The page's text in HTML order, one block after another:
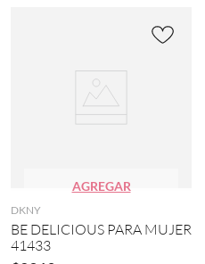
AGREGAR
DKNY
BE DELICIOUS PARA MUJER
41433